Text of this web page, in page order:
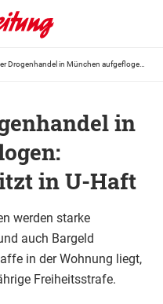
in
in U-Haft
werden starke
auch Bargeld
in der Wohnung liegt,
Freiheitsstrafe.